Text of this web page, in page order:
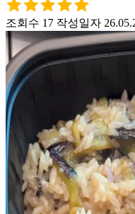
조회수 17 작성일자